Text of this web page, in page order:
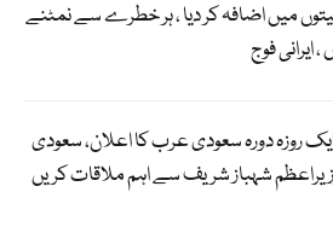
میں اضافہ کر دیا ، ہر خطرے سے نمٹنے
ایرانی فوج
روزہ دورہ سعودی عرب کا اعلان، سعودی
شہباز شریف سے اہم ملاقات کریں